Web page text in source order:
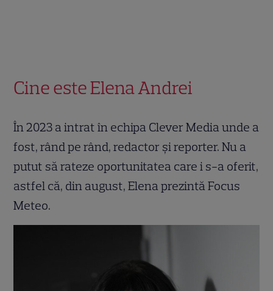
Cine este Elena Andrei
În 2023 a intrat în echipa Clever Media unde a
fost, rând pe rând, redactor și reporter. Nu a
putut să rateze oportunitatea care i s-a oferit,
astfel că, din august, Elena prezintă Focus
Meteo.